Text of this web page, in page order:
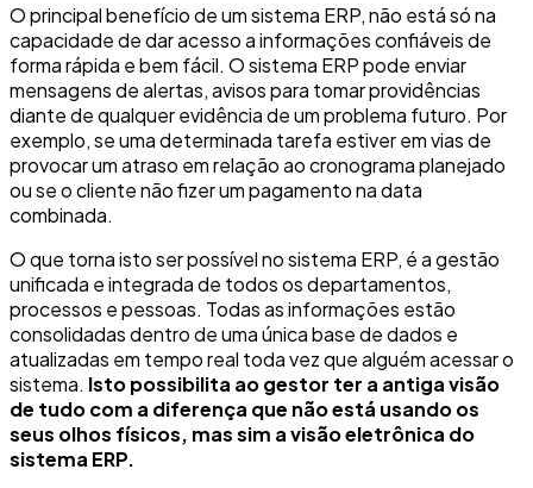
O principal benefício de um sistema ERP, não está só na
capacidade de dar acesso a informações confiáveis de
forma rápida e bem fácil. O sistema ERP pode enviar
mensagens de alertas, avisos para tomar providências
diante de qualquer evidência de um problema futuro. Por
exemplo, se uma determinada tarefa estiver em vias de
provocar um atraso em relação ao cronograma planejado
ou se o cliente não fizer um pagamento na data
combinada.
O que torna isto ser possível no sistema ERP, é a gestão
unificada e integrada de todos os departamentos,
processos e pessoas. Todas as informações estão
consolidadas dentro de uma única base de dados e
atualizadas em tempo real toda vez que alguém acessar o
sistema. Isto possibilita ao gestor ter a antiga visão
de tudo com a diferença que não está usando os
seus olhos físicos, mas sim a visão eletrônica do
sistema ERP.